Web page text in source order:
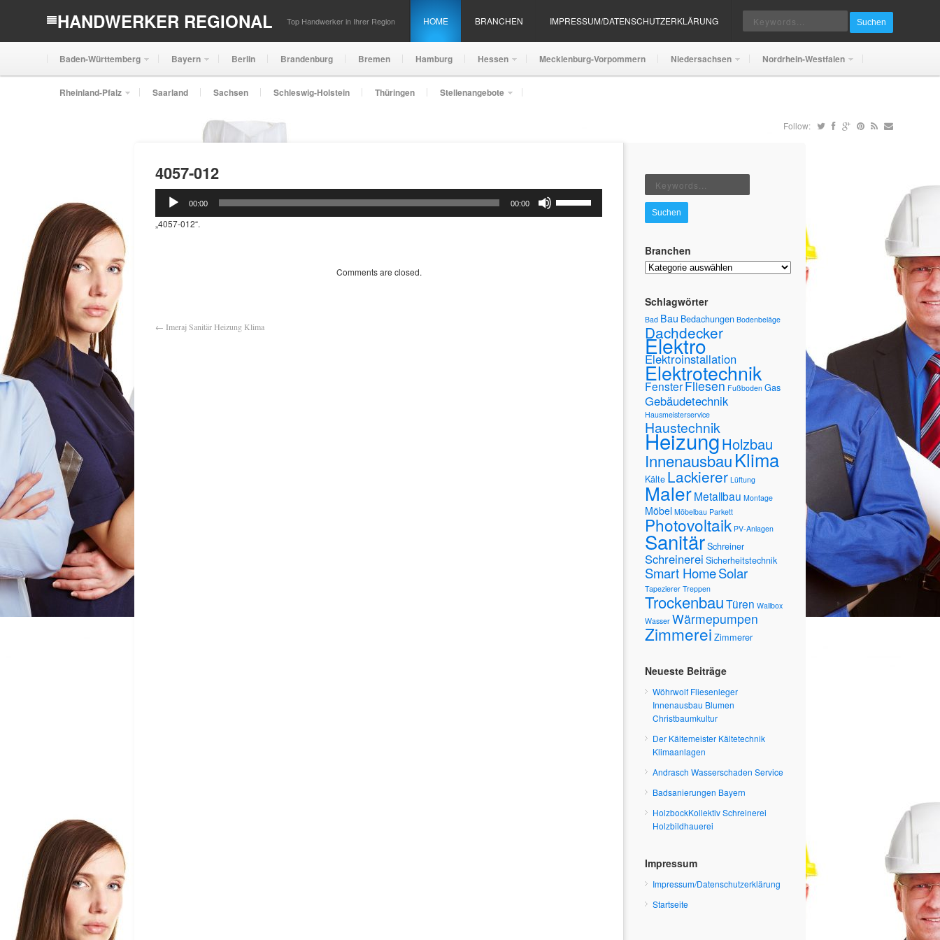
HANDWERKER REGIONAL Top Handwerker in Ihrer Region HOME BRANCHEN IMPRESSUM/DATENSCHUTZERKLÄRUNG Suchen
Baden-Württemberg Bayern Berlin Brandenburg Bremen Hamburg Hessen Mecklenburg-Vorpommern Niedersachsen Nordrhein-Westfalen
Rheinland-Pfalz Saarland Sachsen Schleswig-Holstein Thüringen Stellenangebote
Follow:
4057-012
Audio-
Player
00:00 00:00
Hoch/Runter
„4057-012“.
Comments are closed.
← Imeraj Sanitär Heizung Klima
Suchen
Branchen
Branchen
Schlagwörter
Bad Bau Bedachungen Bodenbeläge
Dachdecker
Elektro
Elektroinstallation
Elektrotechnik
FensterFliesen Fußboden Gas
Gebäudetechnik
Hausmeisterservice
Haustechnik
HeizungHolzbau
InnenausbauKlima
Kälte Lackierer Lüftung
MalerMetallbau Montage
Möbel Möbelbau Parkett
Photovoltaik PV-Anlagen
SanitärSchreiner
Schreinerei Sicherheitstechnik
Smart HomeSolar
Tapezierer Treppen
TrockenbauTüren Wallbox
Wasser Wärmepumpen
Zimmerei Zimmerer
Neueste Beiträge
Wöhrwolf Fliesenleger
Innenausbau Blumen
Christbaumkultur
Der Kältemeister Kältetechnik
Klimaanlagen
Andrasch Wasserschaden Service
Badsanierungen Bayern
HolzbockKollektiv Schreinerei
Holzbildhauerei
Impressum
Impressum/Datenschutzerklärung
Startseite